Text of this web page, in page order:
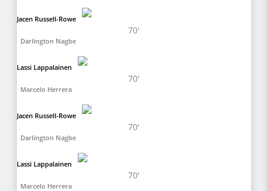
Darlington Nagbe
Jacen Russell-Rowe
70'
Marcelo Herrera
Lassi Lappalainen
70'
Darlington Nagbe
Jacen Russell-Rowe
70'
Marcelo Herrera
Lassi Lappalainen
70'